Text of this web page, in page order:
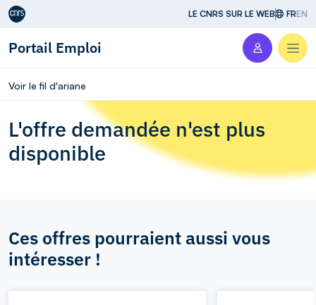
Aller au contenu LE CNRS SUR LE WEB FREN
Portail Emploi
Voir le fil d'ariane
L'offre demandée n'est plus
disponible
Ces offres pourraient aussi vous
intéresser !